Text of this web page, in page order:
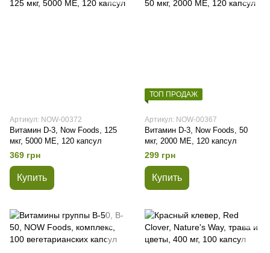
Артикул: NOW-00372
Витамин D-3, Now Foods, 125
мкг, 5000 ME, 120 капсул
369 грн
Купить
ТОП ПРОДАЖ
Артикул: NOW-00367
Витамин D-3, Now Foods, 50
мкг, 2000 ME, 120 капсул
299 грн
Купить